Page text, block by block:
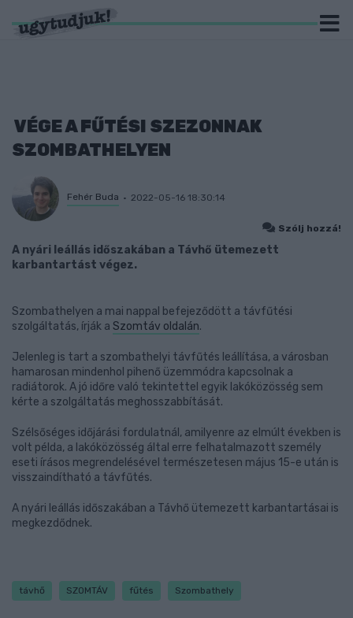
VÉGE A FŰTÉSI SZEZONNAK
SZOMBATHELYEN
Fehér Buda 2022-05-16 18:30:14
Szólj hozzá!
A nyári leállás időszakában a Távhő ütemezett
karbantartást végez.
Szombathelyen a mai nappal befejeződött a távfűtési
szolgáltatás, írják a Szomtáv oldalán.
Jelenleg is tart a szombathelyi távfűtés leállítása, a városban
hamarosan mindenhol pihenő üzemmódra kapcsolnak a
radiátorok. A jó időre való tekintettel egyik lakóközösség sem
kérte a szolgáltatás meghosszabbítását.
Szélsőséges időjárási fordulatnál, amilyenre az elmúlt években is
volt példa, a lakóközösség által erre felhatalmazott személy
eseti írásos megrendelésével természetesen május 15-e után is
visszaindítható a távfűtés.
A nyári leállás időszakában a Távhő ütemezett karbantartásai is
megkezdődnek.
távhő SZOMTÁV fűtés Szombathely